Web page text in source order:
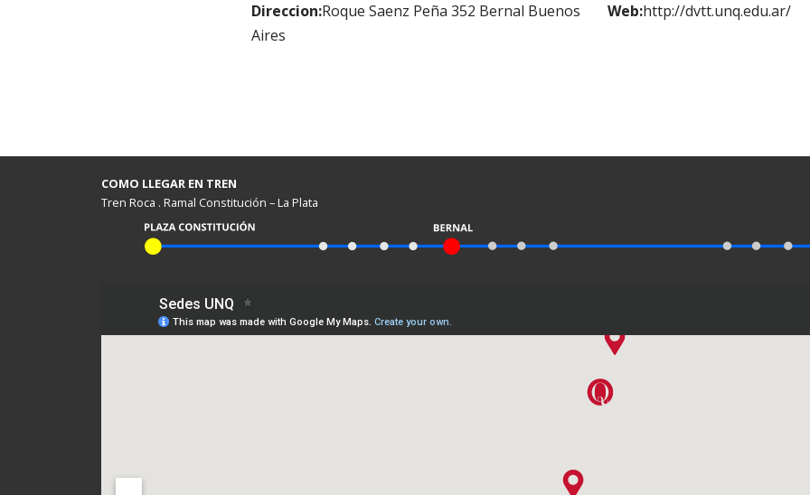
Direccion:Roque Saenz Peña 352 Bernal Buenos
Aires
Web:http://dvtt.unq.edu.ar/
COMO LLEGAR EN TREN
Tren Roca . Ramal Constitución – La Plata